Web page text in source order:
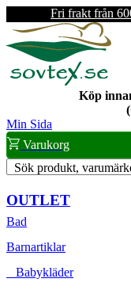
Fri frakt från
Köp
Min Sida
Varukorg
Sök produkt,
OUTLET
Bad
Barnartiklar
Babykläder